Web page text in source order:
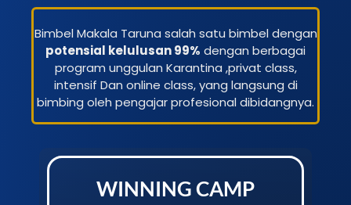
Bimbel Makala Taruna salah satu bimbel dengan
potensial kelulusan 99% dengan berbagai
program unggulan Karantina ,privat class,
intensif Dan online class, yang langsung di
bimbing oleh pengajar profesional dibidangnya.
WINNING CAMP